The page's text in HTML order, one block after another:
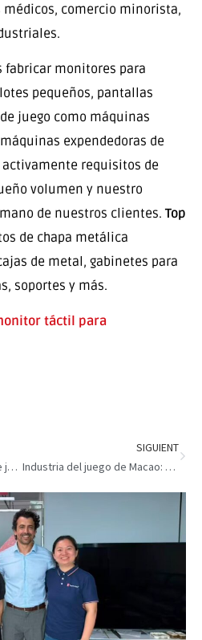
médicos, comercio minorista,
fabricar monitores para
pequeños, pantallas
juego como máquinas
expendedoras de
activamente requisitos de
volumen y nuestro
de nuestros clientes.Top
de chapa metálica
de metal, gabinetes para
soportes y más.
táctil para
Monitor táctil del quiosco de juegos : Cliente español
SIGUIENT
Industria del juego de Macao: fuerte crecimiento en medio año